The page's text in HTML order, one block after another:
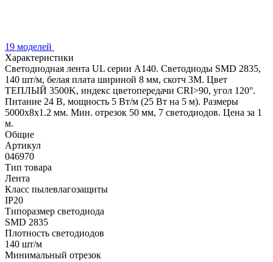
19 моделей
Характеристики
Светодиодная лента UL серии A140. Светодиоды SMD 2835,
140 шт/м, белая плата шириной 8 мм, скотч 3M. Цвет
ТЕПЛЫЙ 3500K, индекс цветопередачи CRI>90, угол 120°.
Питание 24 В, мощность 5 Вт/м (25 Вт на 5 м). Размеры
5000x8x1.2 мм. Мин. отрезок 50 мм, 7 светодиодов. Цена за 1
м.
Общие
Артикул
046970
Тип товара
Лента
Класс пылевлагозащиты
IP20
Типоразмер светодиода
SMD 2835
Плотность светодиодов
140 шт/м
Минимальный отрезок